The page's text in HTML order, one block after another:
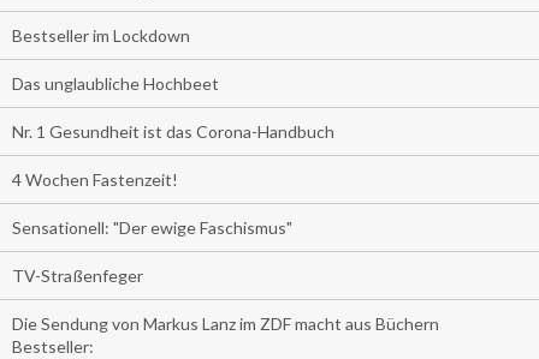
Bestseller im Lockdown
Das unglaubliche Hochbeet
Nr. 1 Gesundheit ist das Corona-Handbuch
4 Wochen Fastenzeit!
Sensationell: "Der ewige Faschismus"
TV-Straßenfeger
Die Sendung von Markus Lanz im ZDF macht aus Büchern
Bestseller: